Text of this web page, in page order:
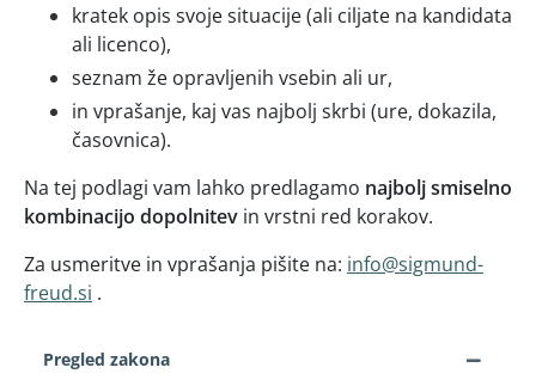
kratek opis svoje situacije (ali ciljate na kandidata
ali licenco),
seznam že opravljenih vsebin ali ur,
in vprašanje, kaj vas najbolj skrbi (ure, dokazila,
časovnica).
Na tej podlagi vam lahko predlagamo najbolj smiselno
kombinacijo dopolnitev in vrstni red korakov.
Za usmeritve in vprašanja pišite na: info@sigmund-
freud.si .
Pregled zakona −